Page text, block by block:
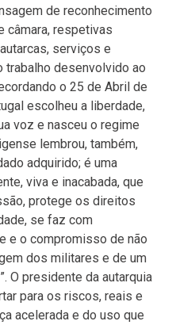
de reconhecimento
câmara, respetivas
serviços e
trabalho desenvolvido ao
o 25 de Abril de
escolheu a liberdade,
voz e nasceu o regime
lembrou, também,
adquirido; é uma
viva e inacabada, que
protege os direitos
se faz com
e o compromisso de não
dos militares e de um
O presidente da autarquia
para os riscos, reais e
acelerada e do uso que